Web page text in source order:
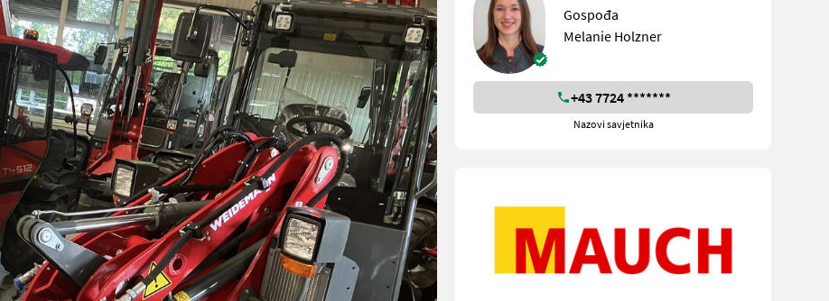
Gospođa
Melanie Holzner
+43 7724 *******
Nazovi savjetnika